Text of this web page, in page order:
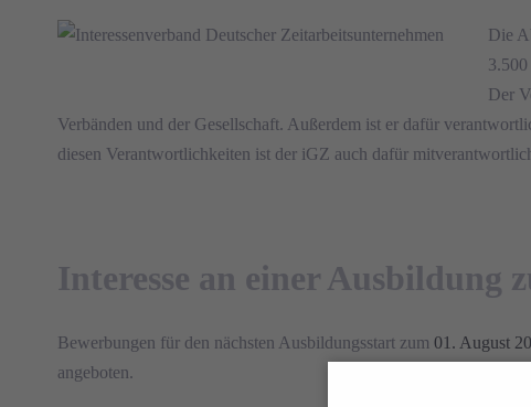
Die
Der
Verbänden und der Gesellschaft. Außerdem ist er dafür
diesen Verantwortlichkeiten ist der iGZ auch dafür
Interesse an einer
Bewerbungen für den nächsten Ausbildungsstart zum 01. August
angeboten.